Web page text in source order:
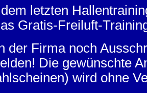
letzten
Gratis-Freiluft-
der Firma noch
Die gewünschte
wird ohne